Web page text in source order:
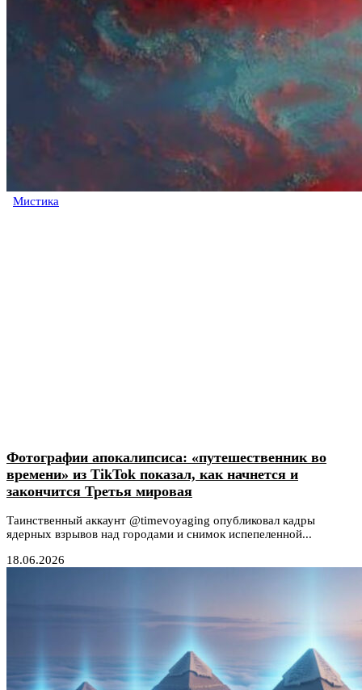
Мистика
Фотографии апокалипсиса: «путешественник во
времени» из TikTok показал, как начнется и
закончится Третья мировая
Таинственный аккаунт @timevoyaging опубликовал кадры
ядерных взрывов над городами и снимок испепеленной...
18.06.2026